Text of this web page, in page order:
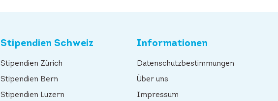
Stipendien Schweiz
Stipendien Zürich
Stipendien Bern
Stipendien Luzern
Informationen
Datenschutzbestimmungen
Über uns
Impressum